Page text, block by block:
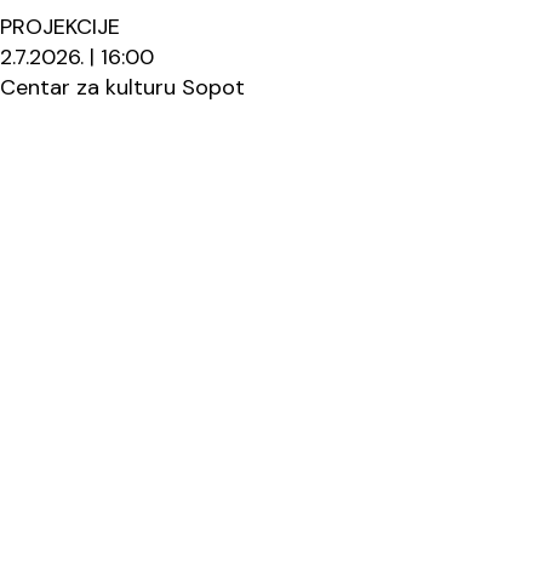
PROJEKCIJE
2.7.2026. | 16:00
Centar za kulturu Sopot